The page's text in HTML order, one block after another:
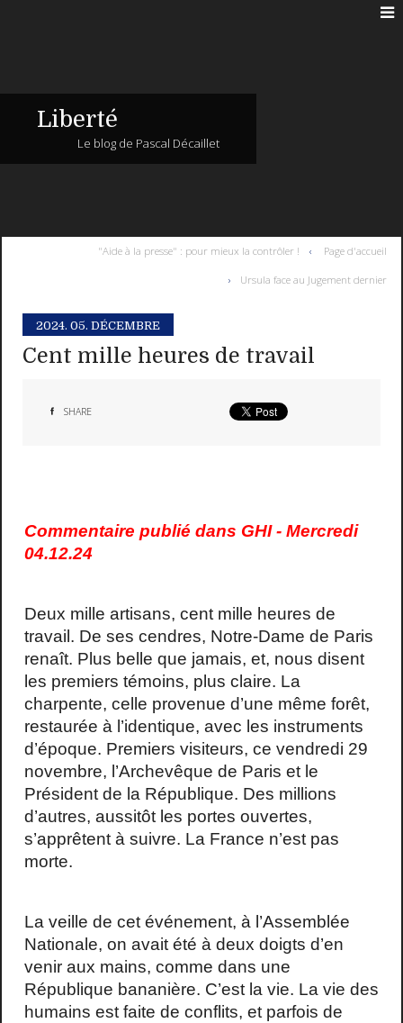
Liberté
Le blog de Pascal Décaillet
"Aide à la presse" : pour mieux la contrôler ! Page d'accueil
Ursula face au Jugement dernier
2024. 05. DÉCEMBRE
Cent mille heures de travail
SHARE
Commentaire publié dans GHI - Mercredi
04.12.24
Deux mille artisans, cent mille heures de
travail. De ses cendres, Notre-Dame de Paris
renaît. Plus belle que jamais, et, nous disent
les premiers témoins, plus claire. La
charpente, celle provenue d’une même forêt,
restaurée à l’identique, avec les instruments
d’époque. Premiers visiteurs, ce vendredi 29
novembre, l’Archevêque de Paris et le
Président de la République. Des millions
d’autres, aussitôt les portes ouvertes,
s’apprêtent à suivre. La France n’est pas
morte.
La veille de cet événement, à l’Assemblée
Nationale, on avait été à deux doigts d’en
venir aux mains, comme dans une
République bananière. C’est la vie. La vie des
humains est faite de conflits, et parfois de